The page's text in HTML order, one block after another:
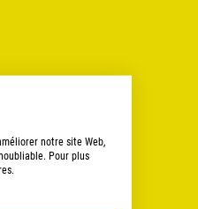
notre site Web,
Pour plus